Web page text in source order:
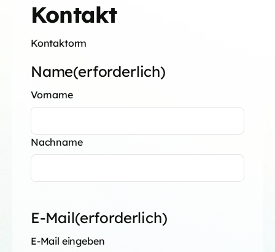
Kontakt
Kontaktorm
Name(erforderlich)
Vorname
Nachname
E-Mail(erforderlich)
E-Mail eingeben